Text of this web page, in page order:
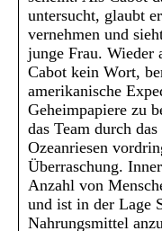
untersucht, glaubt
vernehmen und
junge Frau. Wieder
Cabot kein Wort,
amerikanische
Geheimpapiere zu
das Team durch
Ozeanriesen
Überraschung.
Anzahl von
und ist in der Lage
Nahrungsmittel